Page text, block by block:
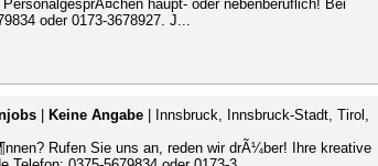
haupt- oder nebenberuflich! Bei
oder 0173-3678927. J...
Keine Angabe | Innsbruck, Innsbruck-Stadt, Tirol,
Rufen Sie uns an, reden wir drÃ¼ber! Ihre kreative